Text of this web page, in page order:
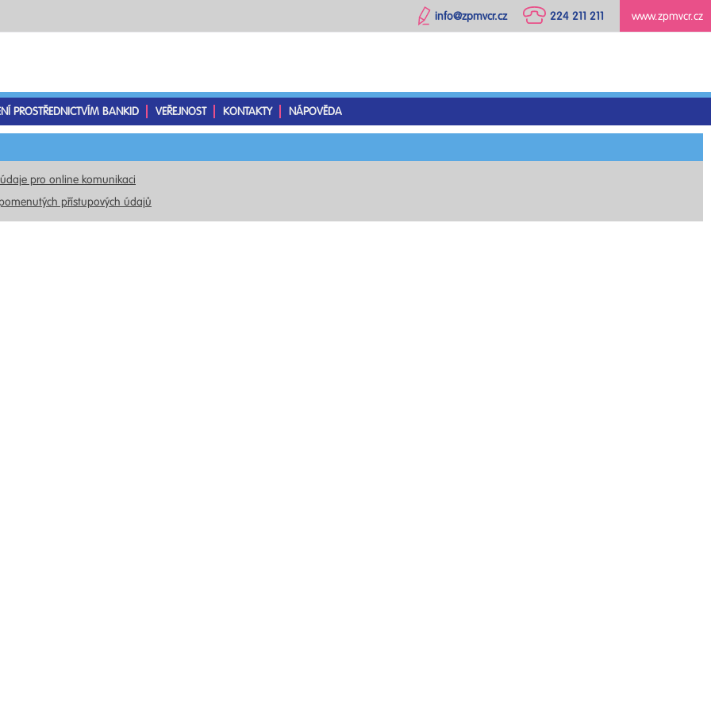
www.zpmvcr.cz
224 211 211
info@zpmvcr.cz
PROSTŘEDNICTVÍM BANKID VEŘEJNOST KONTAKTY NÁPOVĚDA
pro online komunikaci
přístupových údajů